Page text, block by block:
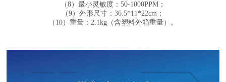
（8） 最小灵敏度：50-1000PPM；
（9）外形尺寸：36.5*11*22cm；
（10）重量：2.1kg（含塑料外箱重量）。